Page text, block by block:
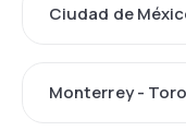
Ciudad de
Monterrey -